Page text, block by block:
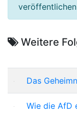
Weitere
Das
Wie die AfD